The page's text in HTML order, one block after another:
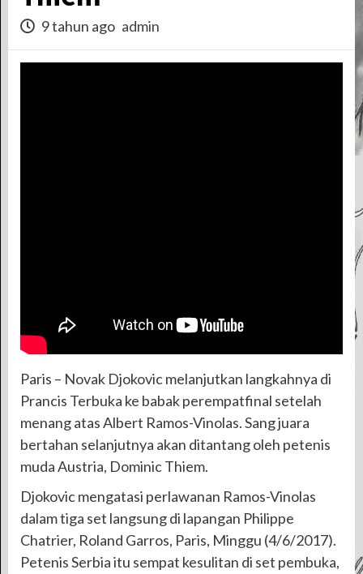
9 tahun ago admin
Paris – Novak Djokovic melanjutkan langkahnya di
Prancis Terbuka ke babak perempatfinal setelah
menang atas Albert Ramos-Vinolas. Sang juara
bertahan selanjutnya akan ditantang oleh petenis
muda Austria, Dominic Thiem.
Djokovic mengatasi perlawanan Ramos-Vinolas
dalam tiga set langsung di lapangan Philippe
Chatrier, Roland Garros, Paris, Minggu (4/6/2017).
Petenis Serbia itu sempat kesulitan di set pembuka,